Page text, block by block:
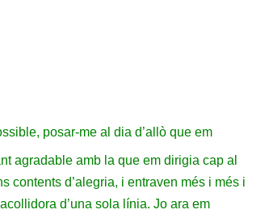
posar-me al dia d’allò que em
agradable amb la que em dirigia cap al
contents d’alegria, i entraven més i més i
d’una sola línia. Jo ara em